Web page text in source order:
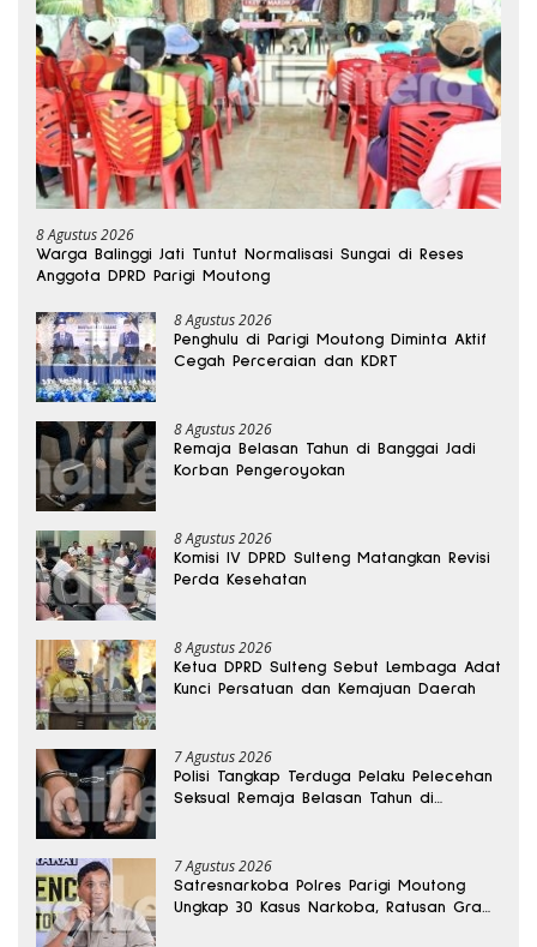
8 Agustus 2026
Warga Balinggi Jati Tuntut Normalisasi Sungai di Reses
Anggota DPRD Parigi Moutong
8 Agustus 2026
Penghulu di Parigi Moutong Diminta Aktif
Cegah Perceraian dan KDRT
8 Agustus 2026
Remaja Belasan Tahun di Banggai Jadi
Korban Pengeroyokan
8 Agustus 2026
Komisi IV DPRD Sulteng Matangkan Revisi
Perda Kesehatan
8 Agustus 2026
Ketua DPRD Sulteng Sebut Lembaga Adat
Kunci Persatuan dan Kemajuan Daerah
7 Agustus 2026
Polisi Tangkap Terduga Pelaku Pelecehan
Seksual Remaja Belasan Tahun di
7 Agustus 2026
Satresnarkoba Polres Parigi Moutong
Ungkap 30 Kasus Narkoba, Ratusan Gram